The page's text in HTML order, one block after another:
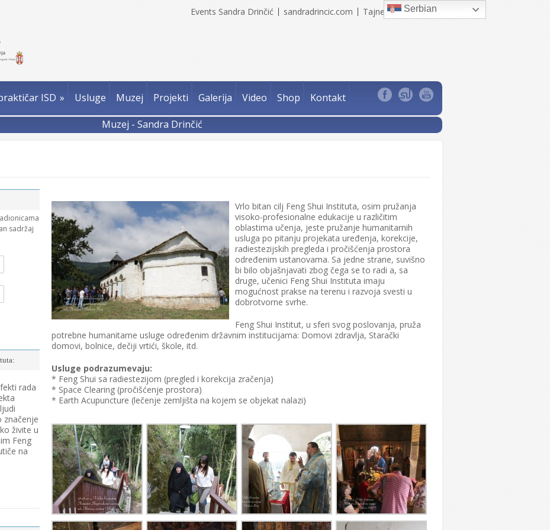
Events Sandra Drinčić sandradrincic.com Tajne Sandra Drinčić
ISD » Usluge Muzej Projekti Galerija Video Shop Kontakt
Muzej - Sandra Drinčić
Vrlo bitan cilj Feng Shui Instituta, osim pružanja
visoko-profesionalne edukacije u različitim
oblastima učenja, jeste pružanje humanitarnih
usluga po pitanju projekata uređenja, korekcije,
radiestezijskih pregleda i pročišćenja prostora
određenim ustanovama. Sa jedne strane, suvišno
bi bilo objašnjavati zbog čega se to radi a, sa
druge, učenici Feng Shui Instituta imaju
mogućnost prakse na terenu i razvoja svesti u
dobrotvorne svrhe.
Feng Shui Institut, u sferi svog poslovanja, pruža
potrebne humanitarne usluge određenim državnim institucijama: Domovi zdravlja, Starački
domovi, bolnice, dečiji vrtići, škole, itd.
Usluge podrazumevaju:
* Feng Shui sa radiestezijom (pregled i korekcija zračenja)
* Space Clearing (pročišćenje prostora)
* Earth Acupuncture (lečenje zemljišta na kojem se objekat nalazi)
sadržaj
rada
značenje
živite u
Feng
na
Serbian